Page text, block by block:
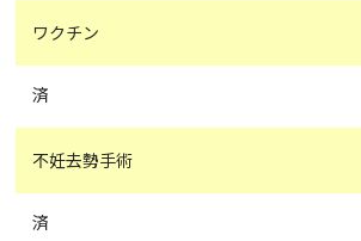
ワクチン
済
不妊去勢手術
済